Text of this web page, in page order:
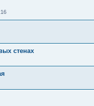
стенах